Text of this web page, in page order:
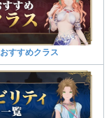
おすすめクラス